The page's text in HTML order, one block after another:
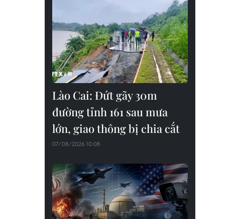
Lào Cai: Đứt gãy 30m
đường tỉnh 161 sau mưa
lớn, giao thông bị chia cắt
07/08/2026 10:08